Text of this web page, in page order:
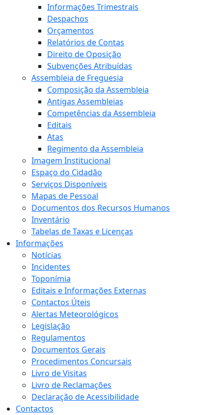
Informações Trimestrais
Despachos
Orçamentos
Relatórios de Contas
Direito de Oposição
Subvenções Atribuídas
Assembleia de Freguesia
Composição da Assembleia
Antigas Assembleias
Competências da Assembleia
Editais
Atas
Regimento da Assembleia
Imagem Institucional
Espaço do Cidadão
Serviços Disponíveis
Mapas de Pessoal
Documentos dos Recursos Humanos
Inventário
Tabelas de Taxas e Licenças
Informações
Notícias
Incidentes
Toponímia
Editais e Informações Externas
Contactos Úteis
Alertas Meteorológicos
Legislação
Regulamentos
Documentos Gerais
Procedimentos Concursais
Livro de Visitas
Livro de Reclamações
Declaração de Acessibilidade
Contactos